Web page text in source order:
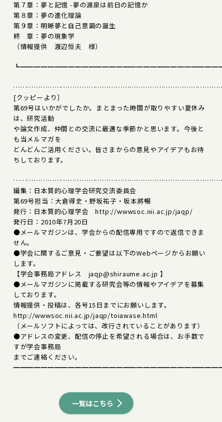
第７章：夢と記憶 -夢の源泉は前日の記憶か
第８章：夢の進化理論
第９章：明晰夢と自己意識の誕生
終 章：夢の現象学
（情報提供 渡辺恒夫 様）
[クッピーより］
第69号はいかがでしたか。まとまった時間が取りやすい夏休み
は、研究活動
や論文作成、仲間との交流に最適な季節かと思います。今後と
も当メルマガを
どんどんご活用ください。皆さまからの意見やアイデアもお待
ちしております。
編集：日本質的心理学会研究交流委員会
第69号担当：大倉得史・野坂祐子・坂本將暢
発行：日本質的心理学会 http://wwwsoc.nii.ac.jp/jaqp/
発行日：2010年7月20日
●メールマガジンは、学会からの配信専用ですので返信できま
せん。
●学会に関するご意見・ご要望は以下のWebページからお願い
します。
【学会事務局アドレス jaqp@shiraume.ac.jp 】
●メールマガジンに掲載する研究会等の情報やアイデアを募集
しております。
情報提供・投稿は、各号15日までにお願いします。
http://wwwsoc.nii.ac.jp/jaqp/toiawase.html
（メールソフトによっては、改行されていることがあります）
●アドレスの変更、配信の停止を希望される場合は、お手数で
すが学会事務局
までご連絡ください。
一覧はこちら